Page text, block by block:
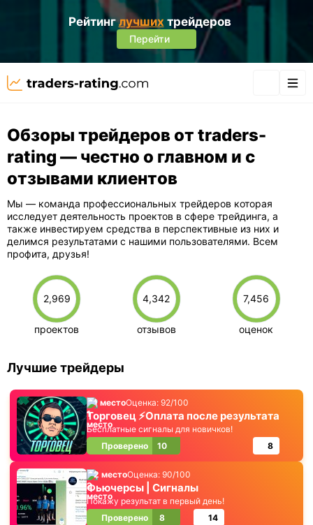
Рейтинглучших трейдеров
Перейти
Обзоры трейдеров от traders-
rating — честно о главном и с
отзывами клиентов
Мы — команда профессиональных трейдеров которая
исследует деятельность проектов в сфере трейдинга, а
также инвестируем средства в перспективные из них и
делимся результатами с нашими пользователями. Всем
профита, друзья!
2,969
проектов
4,342
отзывов
7,456
оценок
Лучшие трейдеры
1 местоОценка: 92/100
Торговец ⚡️Оплата после результата
Бесплатные сигналы для новичков!
Проверено
10 8
2 местоОценка: 90/100
Фьючерсы | Сигналы
Покажу результат в первый день!
Проверено
8 14